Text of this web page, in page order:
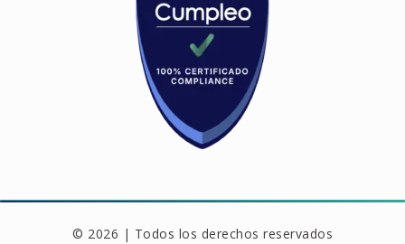
© 2026 | Todos los derechos reservados